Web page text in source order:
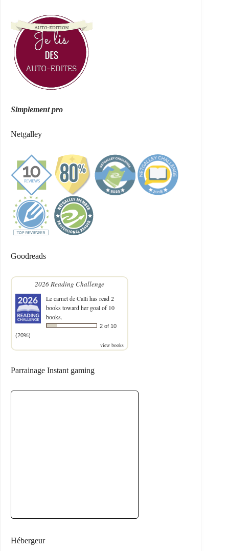
Simplement pro
Netgalley
Goodreads
2026 Reading Challenge
Le carnet de Callihas read 2
books toward her goal of 10
books.
2 of 10
(20%)
view books
Parrainage Instant gaming
Hébergeur